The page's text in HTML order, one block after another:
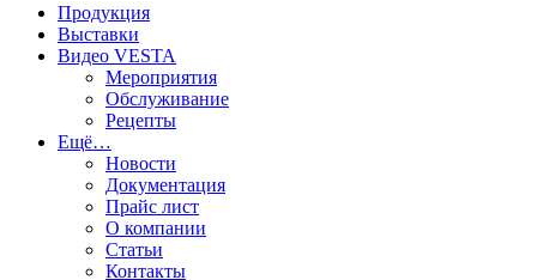
Продукция
Выставки
Видео VESTA
Мероприятия
Обслуживание
Рецепты
Ещё…
Новости
Документация
Прайс лист
О компании
Статьи
Контакты